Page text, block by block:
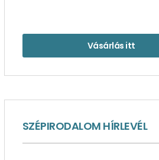
Vásárlás itt
SZÉPIRODALOM HÍRLEVÉL